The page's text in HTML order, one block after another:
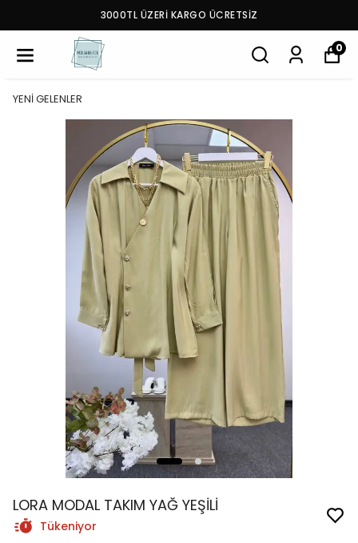
3000TL ÜZERİ KARGO ÜCRETSİZ
0
YENİ GELENLER
LORA MODAL TAKIM YAĞ YEŞİLİ
Tükeniyor